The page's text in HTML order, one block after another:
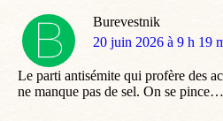
Burevestnik
dit
20 juin 2026 à 9 h 19
Le parti antisémite qui profère des
ne manque pas de sel. On se pince…